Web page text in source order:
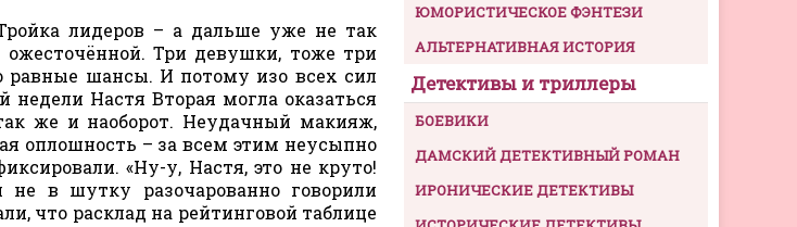
лидеров – а дальше уже не так
ожесточённой. Три девушки, тоже три
равные шансы. И потому изо всех сил
недели Настя Вторая могла оказаться
же и наоборот. Неудачный макияж,
оплошность – за всем этим неусыпно
«Ну-у, Настя, это не круто!
в шутку разочарованно говорили
что расклад на рейтинговой таблице
ЮМОРИСТИЧЕСКОЕ ФЭНТЕЗИ
АЛЬТЕРНАТИВНАЯ ИСТОРИЯ
Детективы и триллеры
БОЕВИКИ
ДАМСКИЙ ДЕТЕКТИВНЫЙ РОМАН
ИРОНИЧЕСКИЕ ДЕТЕКТИВЫ